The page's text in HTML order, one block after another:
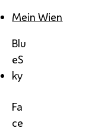
Mein Wien
Blu
eS
ky
Fa
ce